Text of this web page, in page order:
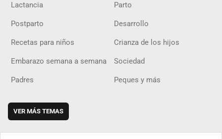
Lactancia Parto
Postparto Desarrollo
Recetas para niños Crianza de los hijos
Embarazo semana a semana Sociedad
Padres Peques y más
VER MÁS TEMAS